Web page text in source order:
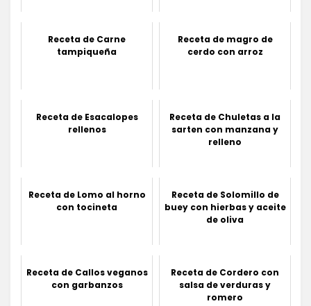
Receta de Carne
tampiqueña
Receta de magro de
cerdo con arroz
Receta de Esacalopes
rellenos
Receta de Chuletas a la
sarten con manzana y
relleno
Receta de Lomo al horno
con tocineta
Receta de Solomillo de
buey con hierbas y aceite
de oliva
Receta de Callos veganos
con garbanzos
Receta de Cordero con
salsa de verduras y
romero